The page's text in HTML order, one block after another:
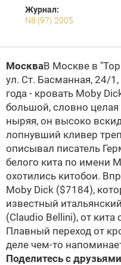
Журнал:
N8 (97) 2005
МоскваВ Москве в
ул. Ст. Басманная, 24/1,
года - кровать Moby
большой, словно
ныряя, он высоко
лопнувший кливер
описывал писатель
белого кита по имени
охотились китобои.
Moby Dick ($7184),
известный
(Claudio Bellini), от кита
Плавный переход от
деле чем-то
Поделитесь с друзьями